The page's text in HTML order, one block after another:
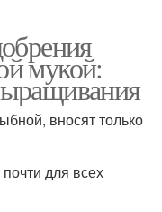
мукой:
вносят только
для всех